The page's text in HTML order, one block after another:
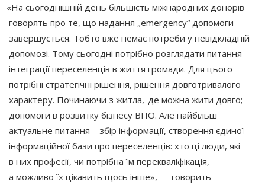
«На сьогоднішній день більшість міжнародних донорів
говорять про те, що надання „emergency“ допомоги
завершується. Тобто вже немає потреби у невідкладній
допомозі. Тому сьогодні потрібно розглядати питання
інтеграції переселенців в життя громади. Для цього
потрібні стратегічні рішення, рішення довготривалого
характеру. Починаючи з житла,-де можна жити довго;
допомоги в розвитку бізнесу ВПО. Але найбільш
актуальне питання – збір інформації, створення єдиної
інформаційної бази про переселенців: хто ці люди, які
в них професії, чи потрібна їм перекваліфікація,
а можливо їх цікавить щось інше», — говорить